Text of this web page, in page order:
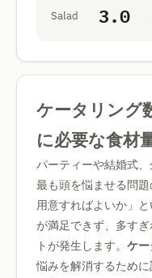
Salad 3.0
ケータリング
に必要な食材
パーティーや結婚式、
最も頭を悩ませる問
用意すればよいか」
が満足できず、多す
トが発生します。 ケ
悩みを解消するため